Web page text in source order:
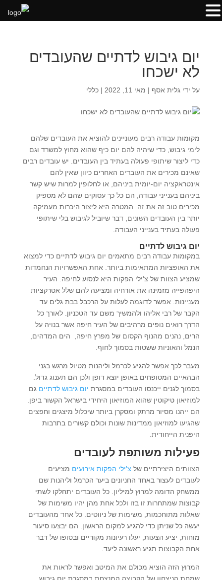
יום גיבוש לדתיים שהעובדים
לא ישכחו
על ידי גלית אסף | מאי 11, 2022 | כללי
מקומות עבודה רבים מעוניינים להוציא את העובדים שלהם
לימי גיבוש, כדי שיהיה להם יום כיף שהוא מחוץ למשרד וגם
כדי ליצור שיתופי פעולה בעתיד בין העובדים. יש עובדים רבים
שאינם מכירים את העובדים האחרים כיוון שאין להם
אינטראקציה יום-יומית ביניהם, או לחלופין למרות שיש קשר
ביניהם בענייני עבודה, הם כל כך עסוקים שהם לא מספיק
מכירים טוב זה את זה. המטרה היא ליצור היכרות מעמיקה
יותר בין העובדים השונים, דבר שיוביל לגיבוש בלי שיתופי
פעולה בעתיד בענייני העבודה.
יום גיבוש לדתיים
במקומות עבודה רבים מתאמים יום גיבוש לדתיים כדי למצוא
את האופציות המתאימות ביותר. אחת האפשרויות הנחמדות
שמציע הצוות של צ'ילי הפקות היא לנסוע לחיפה. העיר
היפהפייה מזמינה את אורחיה ומציעה להם שלל אטרקציות
מעניינות. אפשר לדוגמה לעלות על הרכבל בבת גלים עד
הקבר של רבי אליהו ולהמשיך משם עד הטכניון. לאורך כל
הדרך רואים נופים מרהיבים של העיר חיפה אשר בנויה על
הרים, נהנים מהנוף הקסום של מפרץ חיפה, הים המדהים,
הנמל והאוניות ששטות בסמוך לחוף.
מעבר לכך אפשר להגיע לכרמל וליהנות מטיול מרגש בגני
הבהאיים המטופחים באופן יוצא דופן ולכן הם תענוג גדול.
בסמוך לגנים ייכנסו העובדים במסגרת יום גיבוש לדתיים גם
למוזיאון טיקוטין שהוא המוזיאון היחידי בישראל הקשור ביפן.
הם ייהנו מסיור מרתק ומסקרן ביותר שיכלול מיצגים וחפצים
שהגיעו למוזיאון ממדינות שונות וכולם קשורים בתרבות
היפנית הייחודית.
פעילות משותפת לעובדים
הצוותים היצירתיים של צ'ילי הפקות אירועים מציעים
לעובדים לעצור באחד החניונים ביער הכרמל וליהנות שם
ממשחק הדומה למרוץ למיליון. כל העובדים יתחלקו לשתי
קבוצות שמתחרות זו בזו ולכל אחת מהן יהיו משימות של
שאלות מתוחכמות, משימות של ניווטים. כל אחד מהעובדים
יעשה כל שניתן כדי להגיע למקום הראשון. הם יבצעו סיעור
מוחות, יציע הצעות, יעלו רעיונות מקוריים ובסופו של דבר
אחת הקבוצות תגיע ראשונה ליעד.
המרוץ הזה הוציא מכולם את המיטב ואפשר לראות את